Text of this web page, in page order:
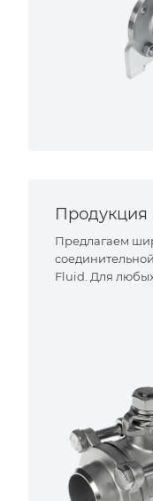
Продукция
Предлагаем
Fluid. Для любых